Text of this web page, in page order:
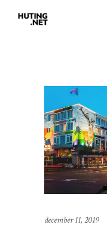
december 11, 2019